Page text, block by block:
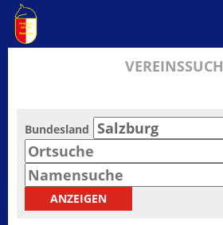
Bundesland